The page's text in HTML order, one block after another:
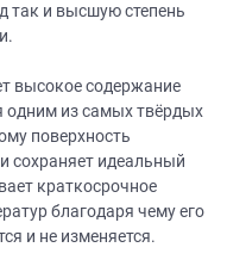
так и высшую степень
высокое содержание
одним из самых твёрдых
поверхность
сохраняет идеальный
краткосрочное
благодаря чему его
и не изменяется.